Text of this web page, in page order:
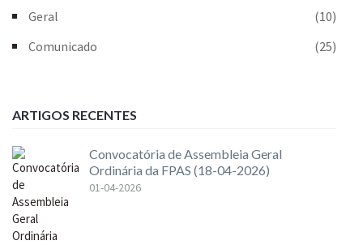
Geral
(10)
Comunicado
(25)
ARTIGOS RECENTES
Convocatória de Assembleia Geral
Ordinária da FPAS (18-04-2026)
01-04-2026